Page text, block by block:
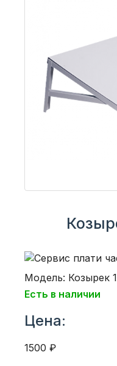
Модель: Козырек
Есть в наличии
Цена:
1500 ₽